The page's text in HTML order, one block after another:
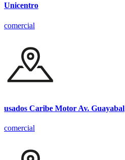
Unicentro
comercial
usados Caribe Motor Av. Guayabal
comercial